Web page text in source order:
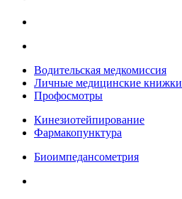
Водительская медкомиссия
Личные медицинские книжки
Профосмотры
Кинезиотейпирование
Фармакопунктура
Биоимпедансометрия